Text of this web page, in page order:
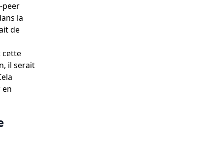
peer
la
de
cette
il serait